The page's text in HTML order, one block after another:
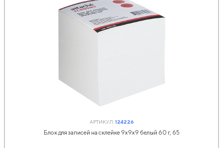
АРТИКУЛ:124226
Блок для записей на склейке 9х9х9 белый 60 г, 65